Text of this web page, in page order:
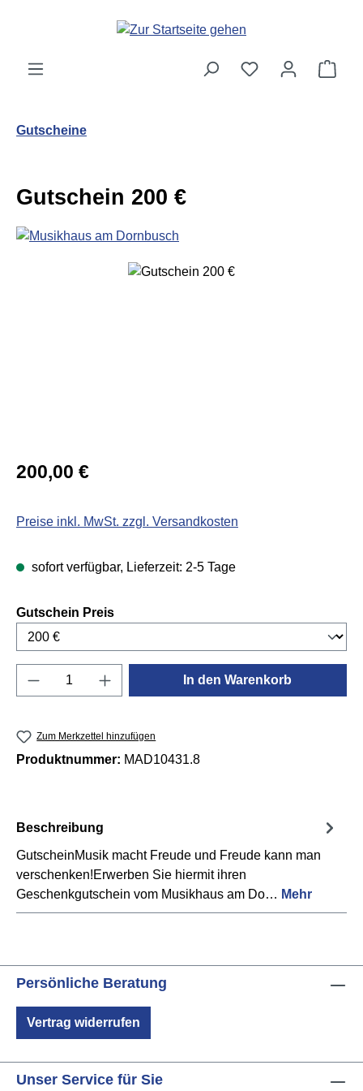
Zum Hauptinhalt springen
Gutscheine
Gutschein 200 €
Bildergalerie überspringen
Regulärer Preis:
200,00 €
Preise inkl. MwSt. zzgl. Versandkosten
sofort verfügbar, Lieferzeit: 2-5 Tage
Gutschein Preisauswählen
Produkt Anzahl: Gib den gewünschten
In den Warenkorb
Zum Merkzettel hinzufügen
Produktnummer: MAD10431.8
Beschreibung
GutscheinMusik macht Freude und Freude kann man
verschenken!Erwerben Sie hiermit ihren
Geschenkgutschein vom Musikhaus am Do… Mehr
Persönliche Beratung
Vertrag widerrufen
Unser Service für Sie